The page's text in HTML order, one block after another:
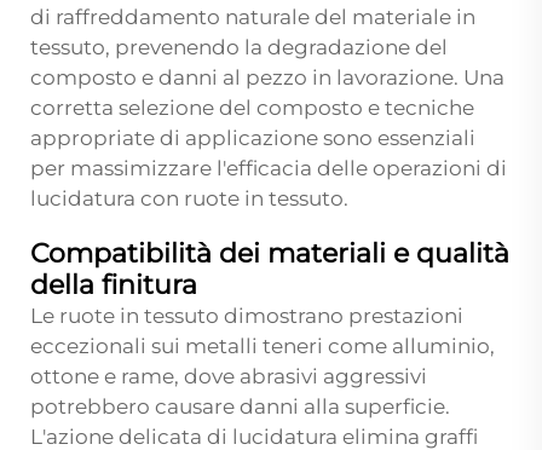
di raffreddamento naturale del materiale in
tessuto, prevenendo la degradazione del
composto e danni al pezzo in lavorazione. Una
corretta selezione del composto e tecniche
appropriate di applicazione sono essenziali
per massimizzare l'efficacia delle operazioni di
lucidatura con ruote in tessuto.
Compatibilità dei materiali e qualità
della finitura
Le ruote in tessuto dimostrano prestazioni
eccezionali sui metalli teneri come alluminio,
ottone e rame, dove abrasivi aggressivi
potrebbero causare danni alla superficie.
L'azione delicata di lucidatura elimina graffi